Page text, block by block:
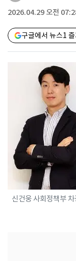
2026.04.29 오전
구글에서 뉴스1
신건웅 사회정책부